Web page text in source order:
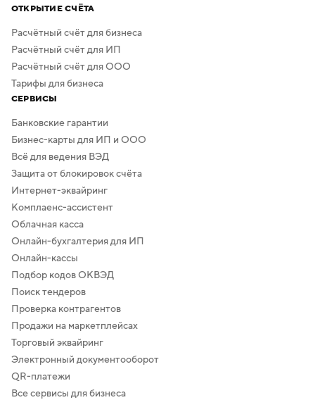
ОТКРЫТИЕ СЧЁТА
Расчётный счёт для бизнеса
Расчётный счёт для ИП
Расчётный счёт для ООО
Тарифы для бизнеса
СЕРВИСЫ
Банковские гарантии
Бизнес-карты для ИП и ООО
Всё для ведения ВЭД
Защита от блокировок счёта
Интернет-эквайринг
Комплаенс-ассистент
Облачная касса
Онлайн-бухгалтерия для ИП
Онлайн-кассы
Подбор кодов ОКВЭД
Поиск тендеров
Проверка контрагентов
Продажи на маркетплейсах
Торговый эквайринг
Электронный документооборот
QR-платежи
Все сервисы для бизнеса